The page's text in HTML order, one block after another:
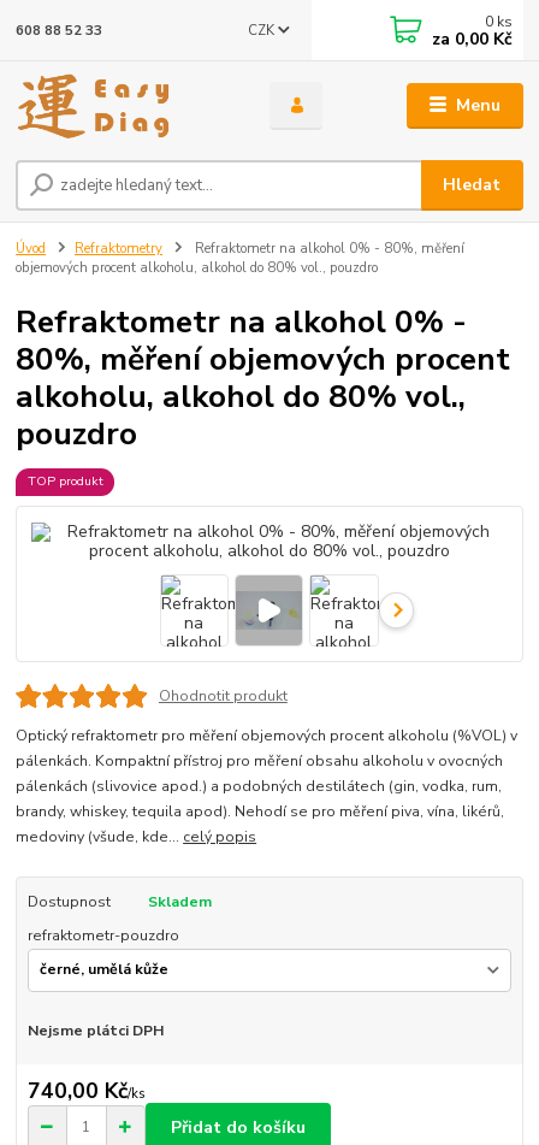
Menu
CZK
Hledat
608 88 52 33 0 ks
za 0,00 Kč
Úvod Refraktometry
Refraktometr na alkohol 0% - 80%, měření
objemových procent alkoholu, alkohol do 80% vol., pouzdro
Refraktometr na alkohol 0% -
80%, měření objemových procent
alkoholu, alkohol do 80% vol.,
pouzdro
TOP produkt
Ohodnotit produkt
Optický refraktometr pro měření objemových procent alkoholu (%VOL) v
pálenkách. Kompaktní přístroj pro měření obsahu alkoholu v ovocných
pálenkách (slivovice apod.) a podobných destilátech (gin, vodka, rum,
brandy, whiskey, tequila apod). Nehodí se pro měření piva, vína, likérů,
medoviny (všude, kde... celý popis
Dostupnost
Skladem
refraktometr-pouzdro
Nejsme plátci DPH
740,00 Kč/ks
Přidat do košíku